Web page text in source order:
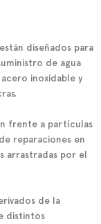
están diseñados para
de agua
inoxidable y
frente a partículas
reparaciones en
arrastradas por el
de la
distintos